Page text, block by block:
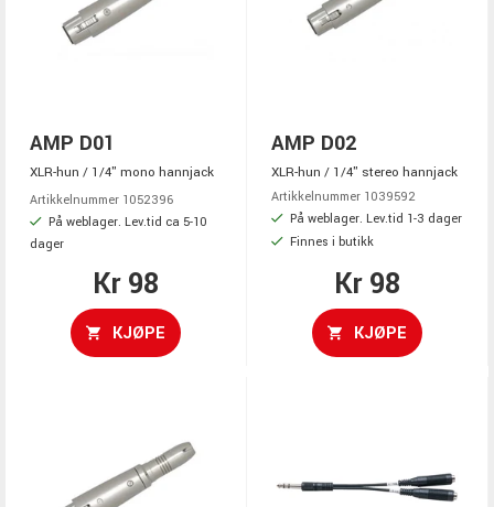
AMP D01
XLR-hun / 1/4" mono hannjack
Artikkelnummer 1052396
På weblager. Lev.tid ca 5-10
dager
Kr 98
KJØPE
AMP D02
XLR-hun / 1/4" stereo hannjack
Artikkelnummer 1039592
På weblager. Lev.tid 1-3 dager
Finnes i butikk
Kr 98
KJØPE